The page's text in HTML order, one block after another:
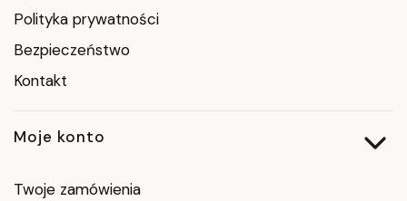
Polityka prywatności
Bezpieczeństwo
Kontakt
Moje konto
Twoje zamówienia